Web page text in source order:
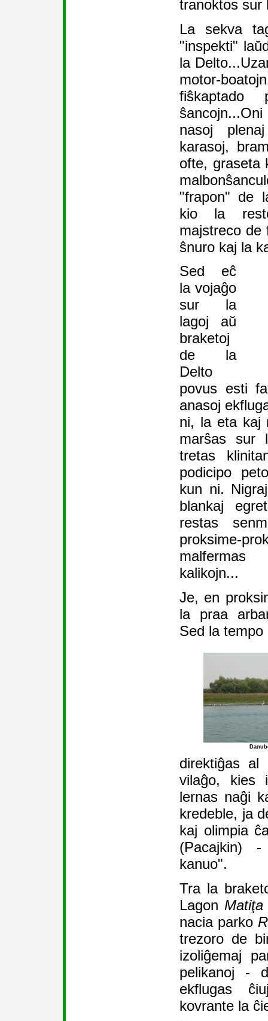
tranoktos sur
La sekva
"inspekti"
la
motor-
fiŝkaptado
nasoj
karasoj,
ofte, graseta
"frapon" de
kio la
majstreco de
ŝnuro kaj la
Sed eĉ
la vojaĝo
sur la
lagoj aŭ
braketoj
de la
Delto
povus esti
anasoj
ni, la eta kaj
marŝas sur
tretas
podicipo
kun ni.
blankaj
restas
proksime-
kalikojn...
Je, en
la praa
Sed la tempo
direktiĝas
vilaĝo, kies
lernas naĝi
kredeble, ja
kaj olimpia
(Pacajkin)
kanuo".
Tra la
Lagon Matiţa
nacia parko
trezoro de
izoliĝemaj
pelikanoj -
ekflugas
kovrante la